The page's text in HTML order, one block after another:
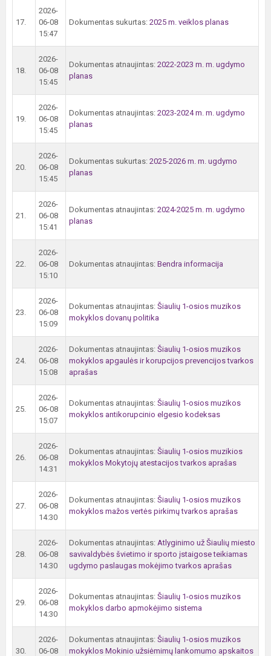
17.
2026-
06-08
15:47
Dokumentas sukurtas: 2025 m. veiklos planas
18.
2026-
06-08
15:45
Dokumentas atnaujintas: 2022-2023 m. m. ugdymo
planas
19.
2026-
06-08
15:45
Dokumentas atnaujintas: 2023-2024 m. m. ugdymo
planas
20.
2026-
06-08
15:45
Dokumentas sukurtas: 2025-2026 m. m. ugdymo
planas
21.
2026-
06-08
15:41
Dokumentas atnaujintas: 2024-2025 m. m. ugdymo
planas
22.
2026-
06-08
15:10
Dokumentas atnaujintas: Bendra informacija
23.
2026-
06-08
15:09
Dokumentas atnaujintas: Šiaulių 1-osios muzikos
mokyklos dovanų politika
24.
2026-
06-08
15:08
Dokumentas atnaujintas: Šiaulių 1-osios muzikos
mokyklos apgaulės ir korupcijos prevencijos tvarkos
aprašas
25.
2026-
06-08
15:07
Dokumentas atnaujintas: Šiaulių 1-osios muzikos
mokyklos antikorupcinio elgesio kodeksas
26.
2026-
06-08
14:31
Dokumentas atnaujintas: Šiaulių 1-osios muzikios
mokyklos Mokytojų atestacijos tvarkos aprašas
27.
2026-
06-08
14:30
Dokumentas atnaujintas: Šiaulių 1-osios muzikos
mokyklos mažos vertės pirkimų tvarkos aprašas
28.
2026-
06-08
14:30
Dokumentas atnaujintas: Atlyginimo už Šiaulių miesto
savivaldybės švietimo ir sporto įstaigose teikiamas
ugdymo paslaugas mokėjimo tvarkos aprašas
29.
2026-
06-08
14:30
Dokumentas atnaujintas: Šiaulių 1-osios muzikos
mokyklos darbo apmokėjimo sistema
30.
2026-
06-08
Dokumentas atnaujintas: Šiaulių 1-osios muzikos
mokyklos Mokinio užsiėmimų lankomumo apskaitos